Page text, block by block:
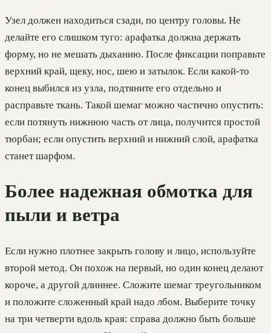
Узел должен находиться сзади, по центру головы. Не
делайте его слишком туго: арафатка должна держать
форму, но не мешать дыханию. После фиксации поправьте
верхний край, щеку, нос, шею и затылок. Если какой-то
конец выбился из узла, подтяните его отдельно и
расправьте ткань. Такой шемаг можно частично опустить:
если потянуть нижнюю часть от лица, получится простой
тюрбан; если опустить верхний и нижний слой, арафатка
станет шарфом.
Более надежная обмотка для
пыли и ветра
Если нужно плотнее закрыть голову и лицо, используйте
второй метод. Он похож на первый, но один конец делают
короче, а другой длиннее. Сложите шемаг треугольником
и положите сложенный край надо лбом. Выберите точку
на три четверти вдоль края: справа должно быть больше